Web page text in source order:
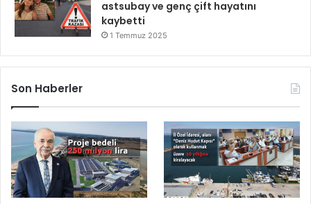
astsubay ve genç çift hayatını
kaybetti
1 Temmuz 2025
Son Haberler